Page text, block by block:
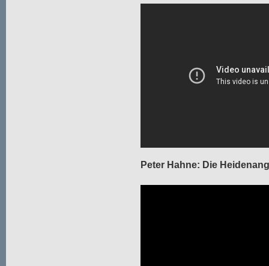
Peter Hahne: Die